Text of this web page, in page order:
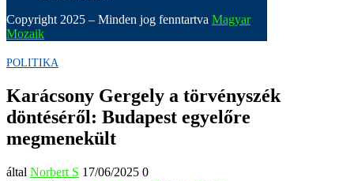
Copyright 2025 – Minden jog fenntartva Magyar
Mozaik
POLITIKA
Karácsony Gergely a törvényszék
döntéséről: Budapest egyelőre
megmenekült
által Norbert S 17/06/2025 0